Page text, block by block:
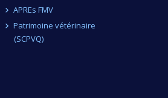
APREs FMV
Patrimoine vétérinaire
(SCPVQ)